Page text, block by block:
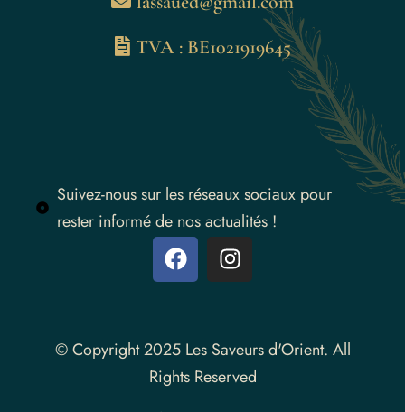
TVA : BE1021919645
Suivez-nous sur les réseaux sociaux pour
rester informé de nos actualités !
© Copyright 2025 Les Saveurs d'Orient. All
Rights Reserved